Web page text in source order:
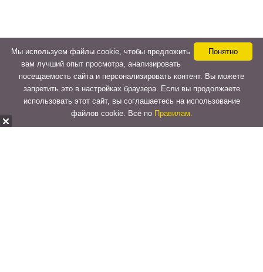
Понятно
Мы используем файлы cookie, чтобы предложить
вам лучший опыт просмотра, анализировать
посещаемость сайта и персонализировать контент. Вы можете
запретить это в настройках браузера. Если вы продолжаете
использовать этот сайт, вы соглашаетесь на использование
файлов cookie. Всё по Правилам.